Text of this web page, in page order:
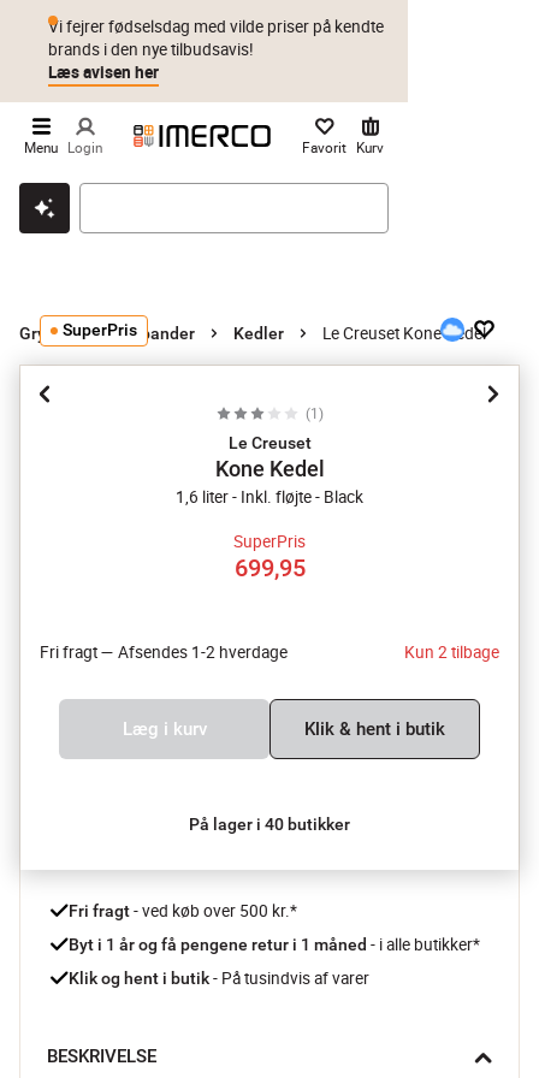
Klik & hent Byt i 1 år Prismatch
Vi fejrer fødselsdag med vilde priser på kendte
brands i den nye tilbudsavis!
Læs avisen her
Menu Login Favorit Kurv
Gryder og stegepander Kedler Le Creuset Kone Kedel
SuperPris
(1 )
Le Creuset
Kone Kedel
1,6 liter - Inkl. fløjte - Black
SuperPris
699,95
Fri fragt — Afsendes 1-2 hverdage Kun 2 tilbage
Læg i kurv Klik & hent i butik
På lager i 40 butikker
Fri fragt - ved køb over 500 kr.*
Byt i 1 år og få pengene retur i 1 måned - i alle butikker*
Klik og hent i butik - På tusindvis af varer
BESKRIVELSE